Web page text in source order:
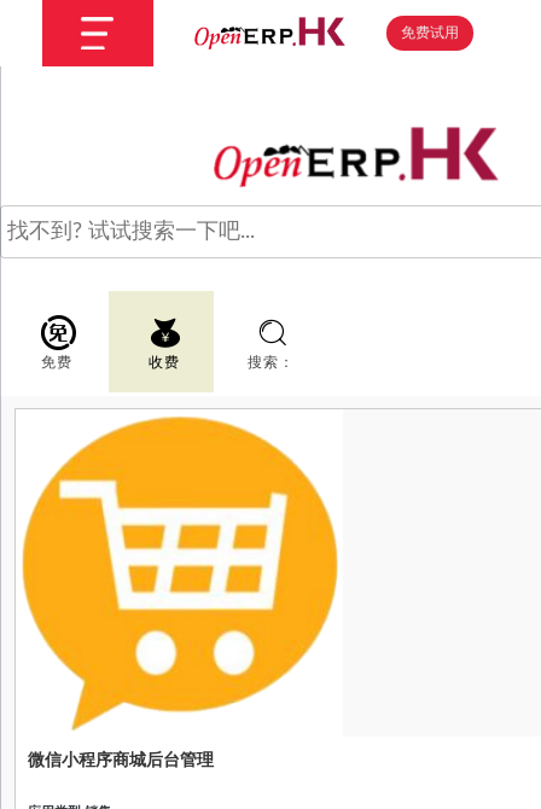
免费试用
免费 收费 搜索：
微信小程序商城系统
微信小程序商城后台管理